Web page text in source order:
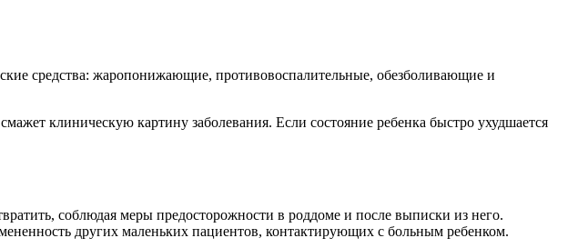
средства: жаропонижающие, противовоспалительные, обезболивающие и
клиническую картину заболевания. Если состояние ребенка быстро ухудшается
соблюдая меры предосторожности в роддоме и после выписки из него.
других маленьких пациентов, контактирующих с больным ребенком.